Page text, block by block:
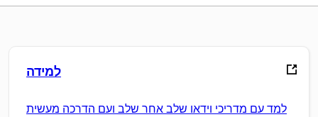
למידה
למד עם מדריכי וידאו שלב אחר שלב ועם הדרכה מעשית